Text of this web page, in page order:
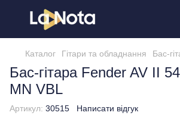
Каталог Гітари та обладнання Бас-
Бас-гітара Fender AV II
MN VBL
Артикул: 30515 Написати відгук